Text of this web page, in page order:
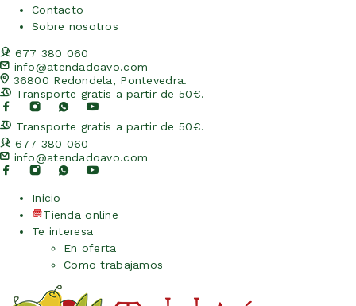
Contacto
Sobre nosotros
677 380 060
info@atendadoavo.com
36800 Redondela, Pontevedra.
Transporte gratis a partir de 50€.
Transporte gratis a partir de 50€.
677 380 060
info@atendadoavo.com
Inicio
Tienda online
Te interesa
En oferta
Como trabajamos